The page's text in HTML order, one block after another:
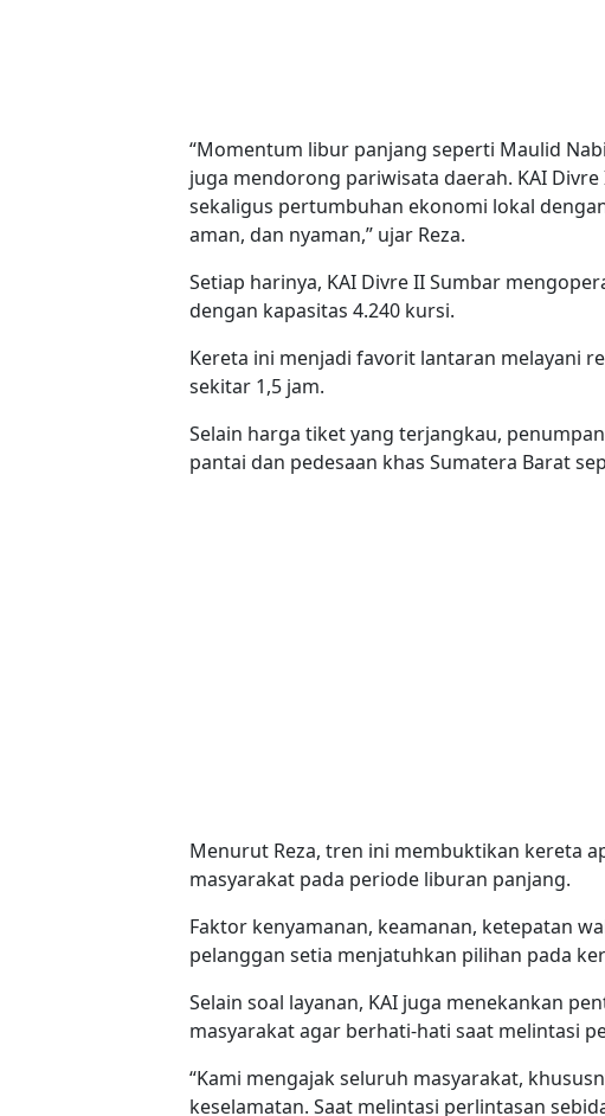
“Momentum libur panjang seperti Maulid
juga mendorong pariwisata daerah. KAI
sekaligus pertumbuhan ekonomi lokal
aman, dan nyaman,” ujar Reza.
Setiap harinya, KAI Divre II Sumbar
dengan kapasitas 4.240 kursi.
Kereta ini menjadi favorit lantaran melayani
sekitar 1,5 jam.
Selain harga tiket yang terjangkau,
pantai dan pedesaan khas Sumatera Barat
Menurut Reza, tren ini membuktikan kereta
masyarakat pada periode liburan panjang.
Faktor kenyamanan, keamanan, ketepatan
pelanggan setia menjatuhkan pilihan pada
Selain soal layanan, KAI juga menekankan
masyarakat agar berhati-hati saat melintasi
“Kami mengajak seluruh masyarakat,
keselamatan. Saat melintasi perlintasan